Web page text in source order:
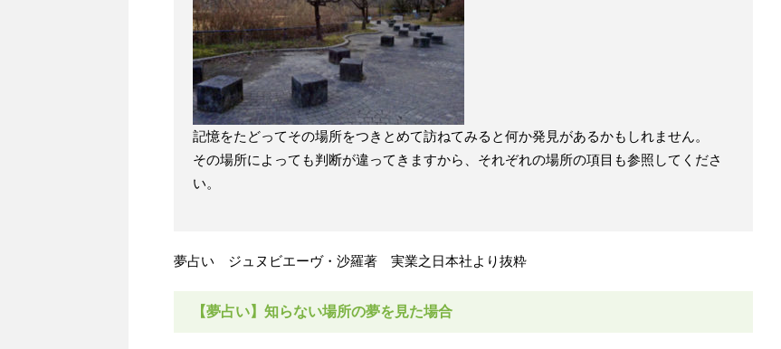
記憶をたどってその場所をつきとめて訪ねてみると何か発見があるかもしれません。
その場所によっても判断が違ってきますから、それぞれの場所の項目も参照してくださ
い。
夢占い ジュヌビエーヴ・沙羅著 実業之日本社より抜粋
【夢占い】知らない場所の夢を見た場合